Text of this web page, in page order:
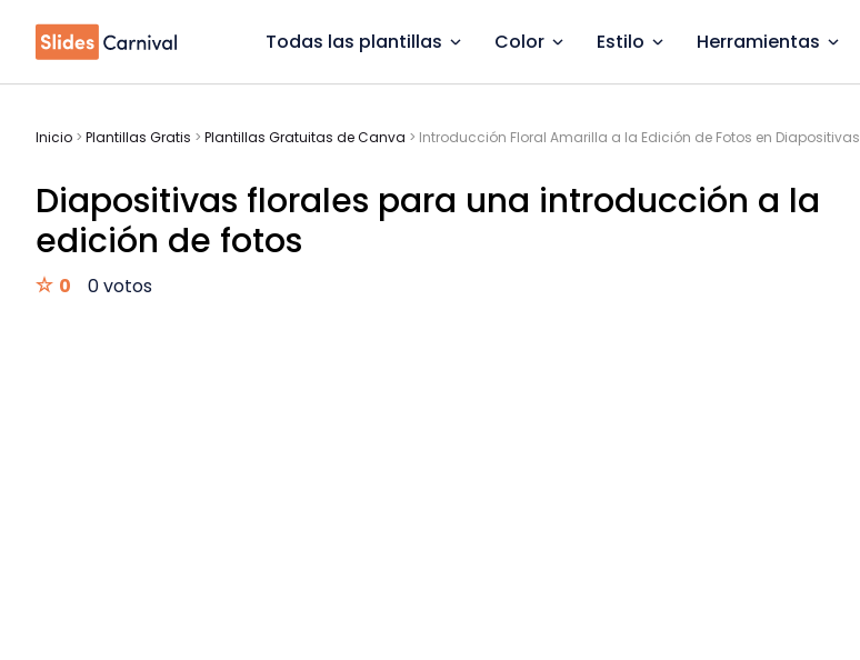
Todas las plantillas Color Estilo Herramientas
Inicio > Plantillas Gratis > Plantillas Gratuitas de Canva > Introducción Floral Amarilla a la Edición de Fotos en Diapositivas
Diapositivas florales para una introducción a la
edición de fotos
0 0 votos